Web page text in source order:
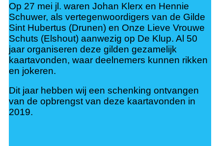
Op 27 mei jl. waren Johan Klerx en Hennie
Schuwer, als vertegenwoordigers van de Gilde
Sint Hubertus (Drunen) en Onze Lieve Vrouwe
Schuts (Elshout) aanwezig op De Klup. Al 50
jaar organiseren deze gilden gezamelijk
kaartavonden, waar deelnemers kunnen rikken
en jokeren.
Dit jaar hebben wij een schenking ontvangen
van de opbrengst van deze kaartavonden in
2019.